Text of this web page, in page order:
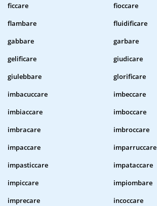
ficcare
fioccare
flambare
fluidificare
gabbare
garbare
gelificare
giudicare
giulebbare
glorificare
imbacuccare
imbeccare
imbiaccare
imboccare
imbracare
imbroccare
impaccare
imparruccare
impasticcare
impataccare
impiccare
impiombare
imprecare
incoccare